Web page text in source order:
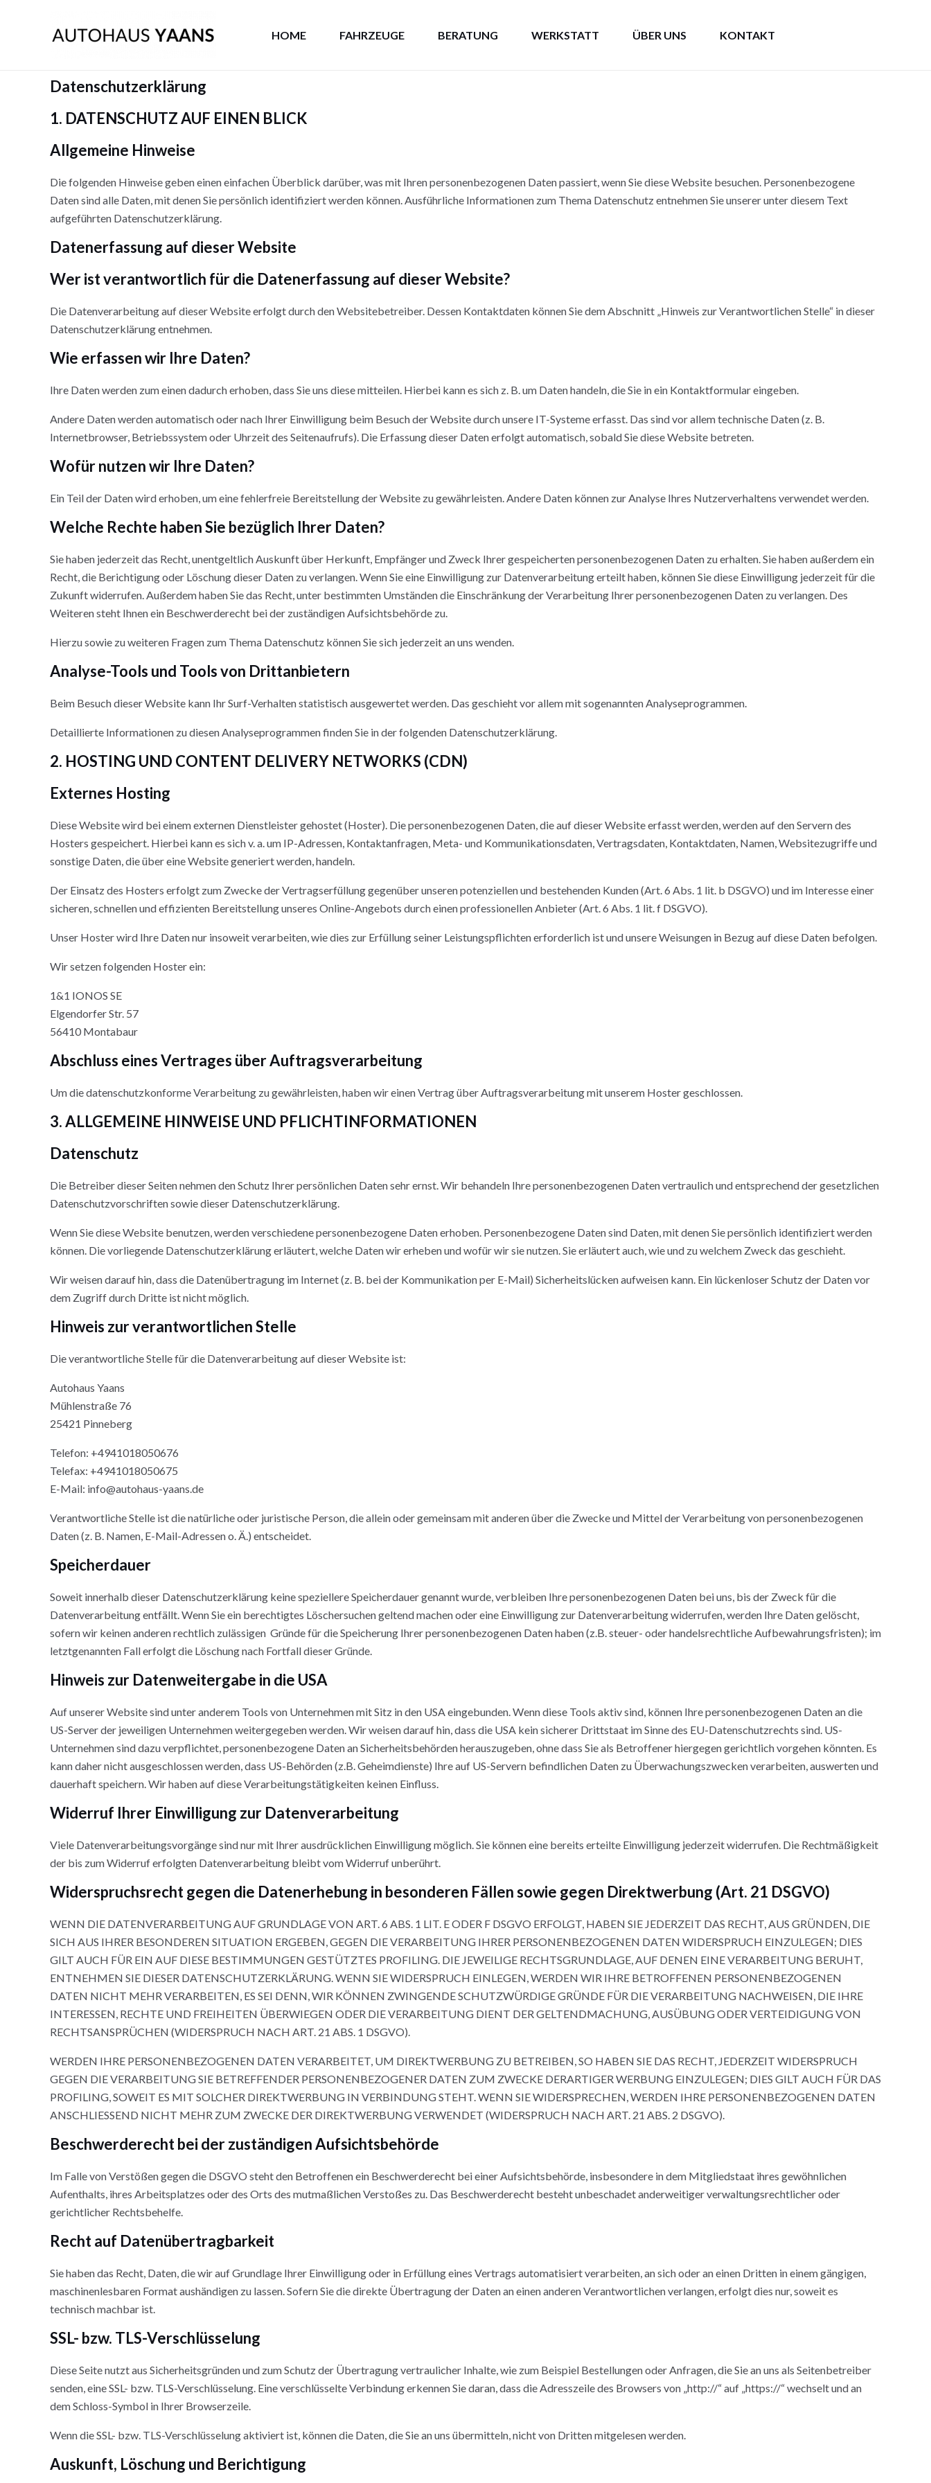
HOME FAHRZEUGE BERATUNG WERKSTATT ÜBER UNS KONTAKT
Datenschutz­erklärung
1. DATENSCHUTZ AUF EINEN BLICK
Allgemeine Hinweise
Die folgenden Hinweise geben einen einfachen Überblick darüber, was mit Ihren personenbezogenen Daten passiert, wenn Sie diese Website besuchen. Personenbezogene
Daten sind alle Daten, mit denen Sie persönlich identifiziert werden können. Ausführliche Informationen zum Thema Datenschutz entnehmen Sie unserer unter diesem Text
aufgeführten Datenschutzerklärung.
Datenerfassung auf dieser Website
Wer ist verantwortlich für die Datenerfassung auf dieser Website?
Die Datenverarbeitung auf dieser Website erfolgt durch den Websitebetreiber. Dessen Kontaktdaten können Sie dem Abschnitt „Hinweis zur Verantwortlichen Stelle“ in dieser
Datenschutzerklärung entnehmen.
Wie erfassen wir Ihre Daten?
Ihre Daten werden zum einen dadurch erhoben, dass Sie uns diese mitteilen. Hierbei kann es sich z. B. um Daten handeln, die Sie in ein Kontaktformular eingeben.
Andere Daten werden automatisch oder nach Ihrer Einwilligung beim Besuch der Website durch unsere IT-Systeme erfasst. Das sind vor allem technische Daten (z. B.
Internetbrowser, Betriebssystem oder Uhrzeit des Seitenaufrufs). Die Erfassung dieser Daten erfolgt automatisch, sobald Sie diese Website betreten.
Wofür nutzen wir Ihre Daten?
Ein Teil der Daten wird erhoben, um eine fehlerfreie Bereitstellung der Website zu gewährleisten. Andere Daten können zur Analyse Ihres Nutzerverhaltens verwendet werden.
Welche Rechte haben Sie bezüglich Ihrer Daten?
Sie haben jederzeit das Recht, unentgeltlich Auskunft über Herkunft, Empfänger und Zweck Ihrer gespeicherten personenbezogenen Daten zu erhalten. Sie haben außerdem ein
Recht, die Berichtigung oder Löschung dieser Daten zu verlangen. Wenn Sie eine Einwilligung zur Datenverarbeitung erteilt haben, können Sie diese Einwilligung jederzeit für die
Zukunft widerrufen. Außerdem haben Sie das Recht, unter bestimmten Umständen die Einschränkung der Verarbeitung Ihrer personenbezogenen Daten zu verlangen. Des
Weiteren steht Ihnen ein Beschwerderecht bei der zuständigen Aufsichtsbehörde zu.
Hierzu sowie zu weiteren Fragen zum Thema Datenschutz können Sie sich jederzeit an uns wenden.
Analyse-Tools und Tools von Dritt­anbietern
Beim Besuch dieser Website kann Ihr Surf-Verhalten statistisch ausgewertet werden. Das geschieht vor allem mit sogenannten Analyseprogrammen.
Detaillierte Informationen zu diesen Analyseprogrammen finden Sie in der folgenden Datenschutzerklärung.
2. HOSTING UND CONTENT DELIVERY NETWORKS (CDN)
Externes Hosting
Diese Website wird bei einem externen Dienstleister gehostet (Hoster). Die personenbezogenen Daten, die auf dieser Website erfasst werden, werden auf den Servern des
Hosters gespeichert. Hierbei kann es sich v. a. um IP-Adressen, Kontaktanfragen, Meta- und Kommunikationsdaten, Vertragsdaten, Kontaktdaten, Namen, Websitezugriffe und
sonstige Daten, die über eine Website generiert werden, handeln.
Der Einsatz des Hosters erfolgt zum Zwecke der Vertragserfüllung gegenüber unseren potenziellen und bestehenden Kunden (Art. 6 Abs. 1 lit. b DSGVO) und im Interesse einer
sicheren, schnellen und effizienten Bereitstellung unseres Online-Angebots durch einen professionellen Anbieter (Art. 6 Abs. 1 lit. f DSGVO).
Unser Hoster wird Ihre Daten nur insoweit verarbeiten, wie dies zur Erfüllung seiner Leistungspflichten erforderlich ist und unsere Weisungen in Bezug auf diese Daten befolgen.
Wir setzen folgenden Hoster ein:
1&1 IONOS SE
Elgendorfer Str. 57
56410 Montabaur
Abschluss eines Vertrages über Auftragsverarbeitung
Um die datenschutzkonforme Verarbeitung zu gewährleisten, haben wir einen Vertrag über Auftragsverarbeitung mit unserem Hoster geschlossen.
3. ALLGEMEINE HINWEISE UND PFLICHT­INFORMATIONEN
Datenschutz
Die Betreiber dieser Seiten nehmen den Schutz Ihrer persönlichen Daten sehr ernst. Wir behandeln Ihre personenbezogenen Daten vertraulich und entsprechend der gesetzlichen
Datenschutzvorschriften sowie dieser Datenschutzerklärung.
Wenn Sie diese Website benutzen, werden verschiedene personenbezogene Daten erhoben. Personenbezogene Daten sind Daten, mit denen Sie persönlich identifiziert werden
können. Die vorliegende Datenschutzerklärung erläutert, welche Daten wir erheben und wofür wir sie nutzen. Sie erläutert auch, wie und zu welchem Zweck das geschieht.
Wir weisen darauf hin, dass die Datenübertragung im Internet (z. B. bei der Kommunikation per E-Mail) Sicherheitslücken aufweisen kann. Ein lückenloser Schutz der Daten vor
dem Zugriff durch Dritte ist nicht möglich.
Hinweis zur verantwortlichen Stelle
Die verantwortliche Stelle für die Datenverarbeitung auf dieser Website ist:
Autohaus Yaans
Mühlenstraße 76
25421 Pinneberg
Telefon: +4941018050676
Telefax: +4941018050675
E-Mail: info@autohaus-yaans.de
Verantwortliche Stelle ist die natürliche oder juristische Person, die allein oder gemeinsam mit anderen über die Zwecke und Mittel der Verarbeitung von personenbezogenen
Daten (z. B. Namen, E-Mail-Adressen o. Ä.) entscheidet.
Speicherdauer
Soweit innerhalb dieser Datenschutzerklärung keine speziellere Speicherdauer genannt wurde, verbleiben Ihre personenbezogenen Daten bei uns, bis der Zweck für die
Datenverarbeitung entfällt. Wenn Sie ein berechtigtes Löschersuchen geltend machen oder eine Einwilligung zur Datenverarbeitung widerrufen, werden Ihre Daten gelöscht,
sofern wir keinen anderen rechtlich zulässigen Gründe für die Speicherung Ihrer personenbezogenen Daten haben (z.B. steuer- oder handelsrechtliche Aufbewahrungsfristen); im
letztgenannten Fall erfolgt die Löschung nach Fortfall dieser Gründe.
Hinweis zur Datenweitergabe in die USA
Auf unserer Website sind unter anderem Tools von Unternehmen mit Sitz in den USA eingebunden. Wenn diese Tools aktiv sind, können Ihre personenbezogenen Daten an die
US-Server der jeweiligen Unternehmen weitergegeben werden. Wir weisen darauf hin, dass die USA kein sicherer Drittstaat im Sinne des EU-Datenschutzrechts sind. US-
Unternehmen sind dazu verpflichtet, personenbezogene Daten an Sicherheitsbehörden herauszugeben, ohne dass Sie als Betroffener hiergegen gerichtlich vorgehen könnten. Es
kann daher nicht ausgeschlossen werden, dass US-Behörden (z.B. Geheimdienste) Ihre auf US-Servern befindlichen Daten zu Überwachungszwecken verarbeiten, auswerten und
dauerhaft speichern. Wir haben auf diese Verarbeitungstätigkeiten keinen Einfluss.
Widerruf Ihrer Einwilligung zur Datenverarbeitung
Viele Datenverarbeitungsvorgänge sind nur mit Ihrer ausdrücklichen Einwilligung möglich. Sie können eine bereits erteilte Einwilligung jederzeit widerrufen. Die Rechtmäßigkeit
der bis zum Widerruf erfolgten Datenverarbeitung bleibt vom Widerruf unberührt.
Widerspruchsrecht gegen die Datenerhebung in besonderen Fällen sowie gegen Direktwerbung (Art. 21 DSGVO)
WENN DIE DATENVERARBEITUNG AUF GRUNDLAGE VON ART. 6 ABS. 1 LIT. E ODER F DSGVO ERFOLGT, HABEN SIE JEDERZEIT DAS RECHT, AUS GRÜNDEN, DIE
SICH AUS IHRER BESONDEREN SITUATION ERGEBEN, GEGEN DIE VERARBEITUNG IHRER PERSONENBEZOGENEN DATEN WIDERSPRUCH EINZULEGEN; DIES
GILT AUCH FÜR EIN AUF DIESE BESTIMMUNGEN GESTÜTZTES PROFILING. DIE JEWEILIGE RECHTSGRUNDLAGE, AUF DENEN EINE VERARBEITUNG BERUHT,
ENTNEHMEN SIE DIESER DATENSCHUTZERKLÄRUNG. WENN SIE WIDERSPRUCH EINLEGEN, WERDEN WIR IHRE BETROFFENEN PERSONENBEZOGENEN
DATEN NICHT MEHR VERARBEITEN, ES SEI DENN, WIR KÖNNEN ZWINGENDE SCHUTZWÜRDIGE GRÜNDE FÜR DIE VERARBEITUNG NACHWEISEN, DIE IHRE
INTERESSEN, RECHTE UND FREIHEITEN ÜBERWIEGEN ODER DIE VERARBEITUNG DIENT DER GELTENDMACHUNG, AUSÜBUNG ODER VERTEIDIGUNG VON
RECHTSANSPRÜCHEN (WIDERSPRUCH NACH ART. 21 ABS. 1 DSGVO).
WERDEN IHRE PERSONENBEZOGENEN DATEN VERARBEITET, UM DIREKTWERBUNG ZU BETREIBEN, SO HABEN SIE DAS RECHT, JEDERZEIT WIDERSPRUCH
GEGEN DIE VERARBEITUNG SIE BETREFFENDER PERSONENBEZOGENER DATEN ZUM ZWECKE DERARTIGER WERBUNG EINZULEGEN; DIES GILT AUCH FÜR DAS
PROFILING, SOWEIT ES MIT SOLCHER DIREKTWERBUNG IN VERBINDUNG STEHT. WENN SIE WIDERSPRECHEN, WERDEN IHRE PERSONENBEZOGENEN DATEN
ANSCHLIESSEND NICHT MEHR ZUM ZWECKE DER DIREKTWERBUNG VERWENDET (WIDERSPRUCH NACH ART. 21 ABS. 2 DSGVO).
Beschwerde­recht bei der zuständigen Aufsichts­behörde
Im Falle von Verstößen gegen die DSGVO steht den Betroffenen ein Beschwerderecht bei einer Aufsichtsbehörde, insbesondere in dem Mitgliedstaat ihres gewöhnlichen
Aufenthalts, ihres Arbeitsplatzes oder des Orts des mutmaßlichen Verstoßes zu. Das Beschwerderecht besteht unbeschadet anderweitiger verwaltungsrechtlicher oder
gerichtlicher Rechtsbehelfe.
Recht auf Daten­übertrag­barkeit
Sie haben das Recht, Daten, die wir auf Grundlage Ihrer Einwilligung oder in Erfüllung eines Vertrags automatisiert verarbeiten, an sich oder an einen Dritten in einem gängigen,
maschinenlesbaren Format aushändigen zu lassen. Sofern Sie die direkte Übertragung der Daten an einen anderen Verantwortlichen verlangen, erfolgt dies nur, soweit es
technisch machbar ist.
SSL- bzw. TLS-Verschlüsselung
Diese Seite nutzt aus Sicherheitsgründen und zum Schutz der Übertragung vertraulicher Inhalte, wie zum Beispiel Bestellungen oder Anfragen, die Sie an uns als Seitenbetreiber
senden, eine SSL- bzw. TLS-Verschlüsselung. Eine verschlüsselte Verbindung erkennen Sie daran, dass die Adresszeile des Browsers von „http://“ auf „https://“ wechselt und an
dem Schloss-Symbol in Ihrer Browserzeile.
Wenn die SSL- bzw. TLS-Verschlüsselung aktiviert ist, können die Daten, die Sie an uns übermitteln, nicht von Dritten mitgelesen werden.
Auskunft, Löschung und Berichtigung